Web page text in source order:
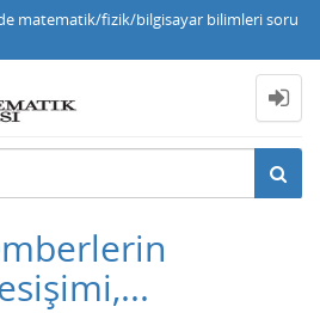
matematik/fizik/bilgisayar bilimleri soru